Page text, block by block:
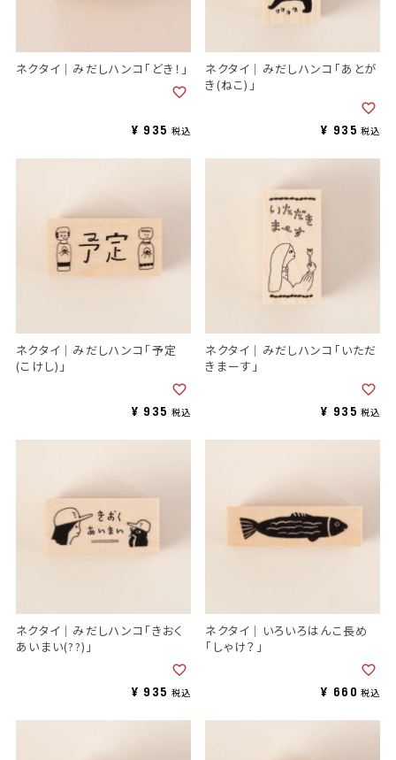
ネクタイ｜みだしハンコ「どき！」
¥ 935 税込
ネクタイ｜みだしハンコ「あとが
き(ねこ)」
¥ 935 税込
ネクタイ｜みだしハンコ「予定
(こけし)」
¥ 935 税込
ネクタイ｜みだしハンコ「いただ
きまーす」
¥ 935 税込
ネクタイ｜みだしハンコ「きおく
あいまい(??)」
¥ 935 税込
ネクタイ｜いろいろはんこ長め
「しゃけ？」
¥ 660 税込